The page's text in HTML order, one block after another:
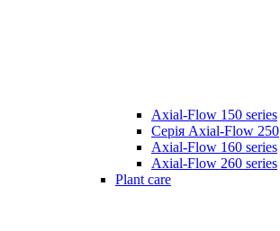
Axial-Flow 150 series
Серія Axial-Flow 250
Axial-Flow 160 series
Axial-Flow 260 series
Plant care